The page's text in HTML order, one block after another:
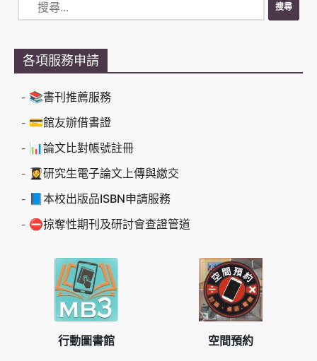
各項服務申請
📚書刊推薦服務
💳館友辦借書證
📊論文比對帳號註冊
👩‍🎓研究生電子論文上傳與繳交
📘本校出版品ISBN申請服務
⛔掠奪性期刊及研討會查證管道
行動圖書館 空間預約